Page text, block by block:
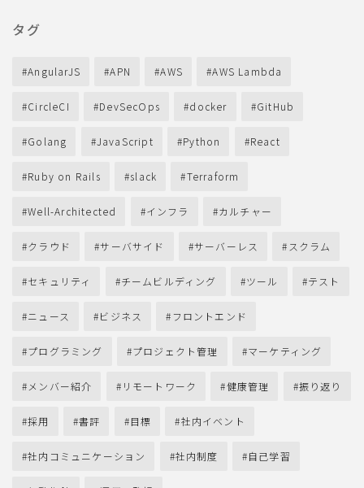
タグ
AngularJS APN AWS AWS Lambda
CircleCI DevSecOps docker GitHub
Golang JavaScript Python React
Ruby on Rails slack Terraform
Well-Architected インフラ カルチャー
クラウド サーバサイド サーバーレス スクラム
セキュリティ チームビルディング ツール テスト
ニュース ビジネス フロントエンド
プログラミング プロジェクト管理 マーケティング
メンバー紹介 リモートワーク 健康管理 振り返り
採用 書評 目標 社内イベント
社内コミュニケーション 社内制度 自己学習